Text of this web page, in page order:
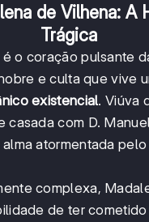
de Vilhena: A
Trágica
é o coração pulsante
e culta que vive
existencial. Viúva
casada com D.
atormentada
complexa,
de ter